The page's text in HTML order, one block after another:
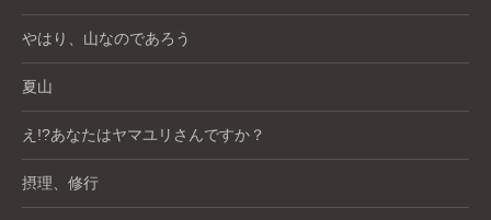
やはり、山なのであろう
夏山
え!?あなたはヤマユリさんですか？
摂理、修行